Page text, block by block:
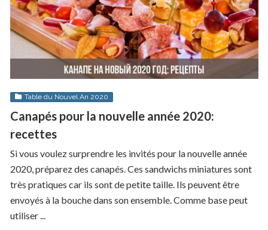
Table du Nouvel An 2020
Canapés pour la nouvelle année 2020:
recettes
Si vous voulez surprendre les invités pour la nouvelle année
2020, préparez des canapés. Ces sandwichs miniatures sont
très pratiques car ils sont de petite taille. Ils peuvent être
envoyés à la bouche dans son ensemble. Comme base peut
utiliser ...